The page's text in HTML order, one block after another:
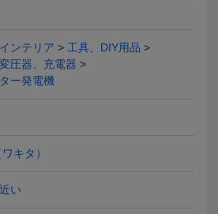
機 HP
ンテリア
工具、DIY用品
圧器、充電器
ー発電機
キタ）
い